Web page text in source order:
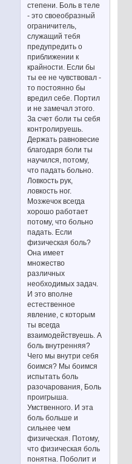
степени. Боль в теле
- это своеобразный
ограничитель,
служащий тебя
предупредить о
приближении к
крайности. Если бы
ты ее не чувствовал -
то постоянно бы
вредил себе. Портил
и не замечал этого.
За счет боли ты себя
контролируешь.
Держать равновесие
благодаря боли ты
научился, потому,
что падать больно.
Ловкость рук,
ловкость ног.
Мозжечок всегда
хорошо работает
потому, что больно
падать. Если
физическая боль?
Она имеет
множество
различных
необходимых задач.
И это вполне
естественное
явление, с которым
ты всегда
взаимодействуешь. А
боль внутренняя?
Чего мы внутри себя
боимся? Мы боимся
испытать боль
разочарования, Боль
проигрыша.
Умственного. И эта
боль больше и
сильнее чем
физическая. Потому,
что физическая боль
понятна. Поболит и